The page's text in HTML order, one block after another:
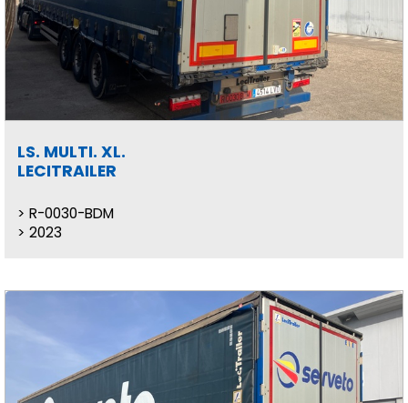
LS. MULTI. XL.
LECITRAILER
R-0030-BDM
2023